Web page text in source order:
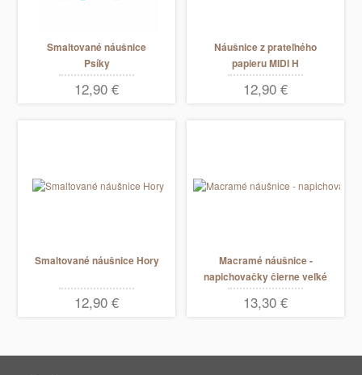
Smaltované náušnice
Psíky
12,90 €
Náušnice z prateľného
papieru MIDI H
12,90 €
Smaltované náušnice Hory
12,90 €
Macramé náušnice -
napichovačky čierne veľké
13,30 €